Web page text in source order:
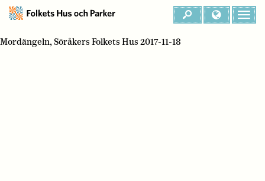
Mordängeln, Söråkers Folkets Hus 2017-11-18